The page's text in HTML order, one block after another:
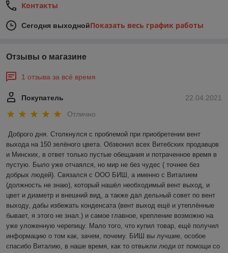
Контакты
Сегодня выходнойПоказать весь график работы
Отзывы о магазине
1 отзыва за всё время
22.04.2021
Покупатель
Отлично
Доброго дня. Столкнулся с проблемой при приобретении вент
выхода на 150 зелёного цвета. Обзвонил всех Витебских продавцов
и Минских, в ответ только пустые обещания и потраченное время в
пустую. Было уже отчаялся, но мир не без чудес ( точнее без
добрых людей). Связался с ООО БИШ, а именно с Виталием
(должность не знаю), который нашёл необходимый вент выход, и
цвет и диаметр и внешний вид, а также дал дельный совет по вент
выходу, дабы избежать конденсата (вент выход ещё и утеплённые
бывает, я этого не знал.) и самое главное, крепление возможно на
уже уложенную черепицу. Мало того, что купил товар, ещё получил
информацию о том как, зачем, почему. БИШ вы лучшие, особое
спасибо Виталию, в наше время, как то отвыкли люди от помощи со